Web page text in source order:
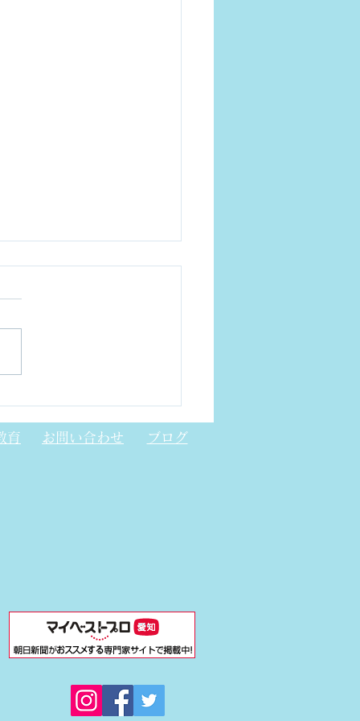
ニック結晶レーザー
について
育 ブログ
お問い合わせ